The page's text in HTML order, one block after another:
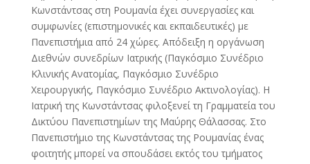
Κωνστάντσας στη Ρουμανία έχει συνεργασίες και
συμφωνίες (επιστημονικές και εκπαιδευτικές) με
Πανεπιστήμια από 24 χώρες. Απόδειξη η οργάνωση
Διεθνών συνεδρίων Ιατρικής (Παγκόσμιο Συνέδριο
Κλινικής Ανατομίας, Παγκόσμιο Συνέδριο
Χειρουργικής, Παγκόσμιο Συνέδριο Ακτινολογίας). Η
Ιατρική της Κωνστάντσας φιλοξενεί τη Γραμματεία του
Δικτύου Πανεπιστημίων της Μαύρης Θάλασσας. Στο
Πανεπιστήμιο της Κωνστάντσας της Ρουμανίας ένας
φοιτητής μπορεί να σπουδάσει εκτός του τμήματος